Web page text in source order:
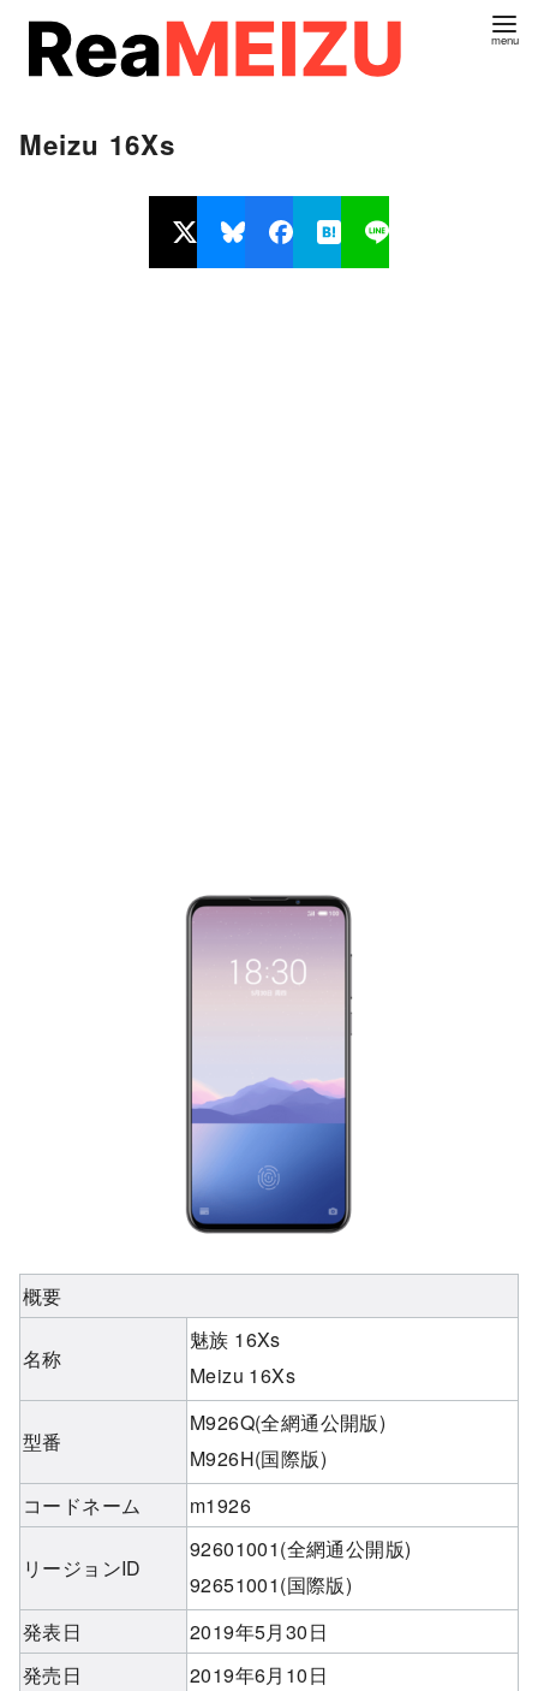
Meizu 16Xs
概要
名称
魅族 16Xs
Meizu 16Xs
型番
M926Q(全網通公開版)
M926H(国際版)
コードネーム
m1926
リージョンID
92601001(全網通公開版)
92651001(国際版)
発表日
2019年5月30日
発売日
2019年6月10日